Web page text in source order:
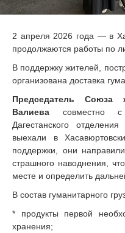
2 апреля 2026 года — в
продолжаются работы по
В поддержку жителей,
организована доставка
Председатель Союза
Валиева совместно с
Дагестанского
выехали в
поддержки, они
страшного наводнения,
месте и определить
В состав гуманитарного
* продукты первой
хранения;